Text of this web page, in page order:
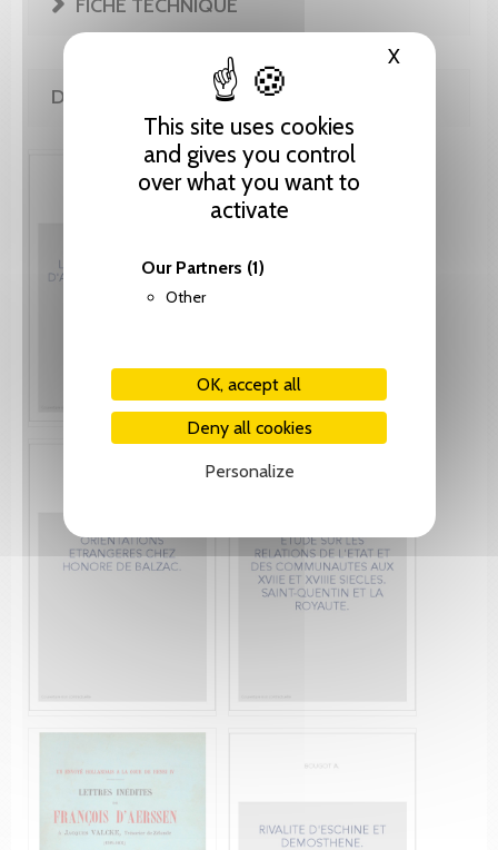
This site uses cookies
and gives you control
over what you want to
activate
Our Partners (1)
Other
OK, accept all
Deny all cookies
Personalize
XHide
FICHE TECHNIQUE
DE LA MÊME COLLECTION